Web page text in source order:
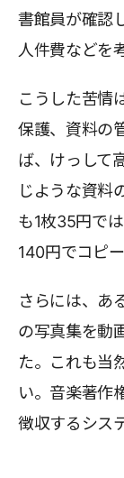
書館員が確認
人件費などを
こうした苦情
保護、資料の
ば、けっして
じような資料
も1枚35円で
140円でコピ
さらには、あ
の写真集を動
た。これも当
い。音楽著作
徴収するシス